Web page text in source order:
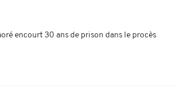
encourt 30 ans de prison dans le procès